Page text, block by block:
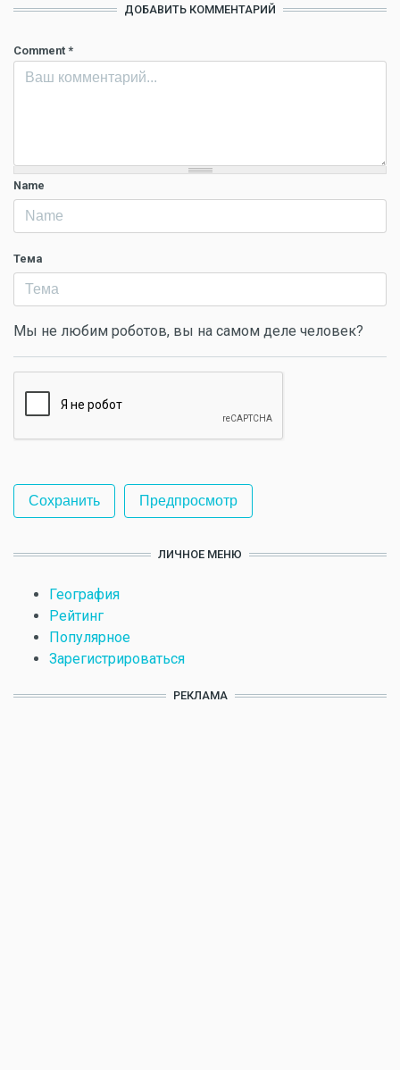
ДОБАВИТЬ КОММЕНТАРИЙ
Comment *
Name
Тема
Мы не любим роботов, вы на самом деле человек?
ЛИЧНОЕ МЕНЮ
География
Рейтинг
Популярное
Зарегистрироваться
РЕКЛАМА